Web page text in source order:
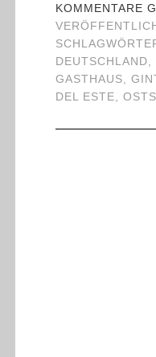
KOMMENTARE
DEUTSCHLAND,
GASTHAUS,
DEL ESTE,